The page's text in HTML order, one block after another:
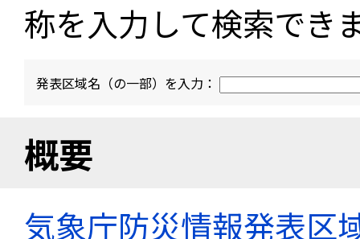
称を入力して検索でき
発表区域名（の一部）を入力：
概要
気象庁防災情報発表区